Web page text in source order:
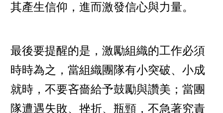
其產生信仰，進而激發信心與力量。
最後要提醒的是，激勵組織的工作必須
時時為之，當組織團隊有小突破、小成
就時，不要吝嗇給予鼓勵與讚美；當團
隊遭遇失敗、挫折、瓶頸，不急著究責